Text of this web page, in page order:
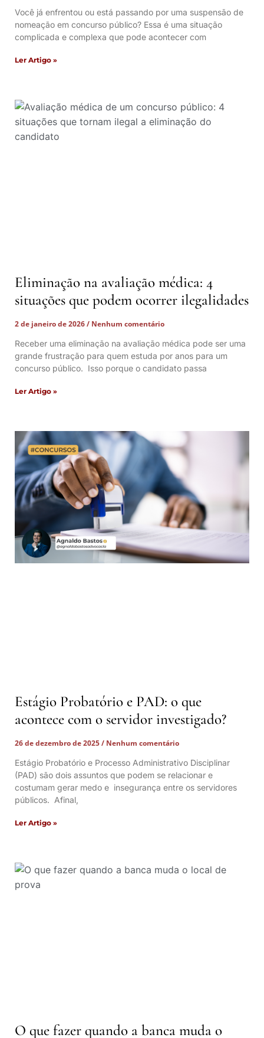
Você já enfrentou ou está passando por uma suspensão de
nomeação em concurso público? Essa é uma situação
complicada e complexa que pode acontecer com
Ler Artigo »
Eliminação na avaliação médica: 4
situações que podem ocorrer ilegalidades
2 de janeiro de 2026
Nenhum comentário
Receber uma eliminação na avaliação médica pode ser uma
grande frustração para quem estuda por anos para um
concurso público. Isso porque o candidato passa
Ler Artigo »
Estágio Probatório e PAD: o que
acontece com o servidor investigado?
26 de dezembro de 2025
Nenhum comentário
Estágio Probatório e Processo Administrativo Disciplinar
(PAD) são dois assuntos que podem se relacionar e
costumam gerar medo e insegurança entre os servidores
públicos. Afinal,
Ler Artigo »
O que fazer quando a banca muda o